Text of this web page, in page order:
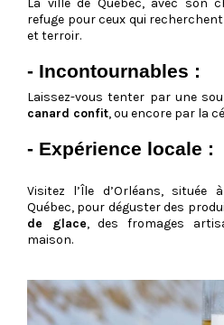
refuge pour ceux qui
et terroir.
- Incontournables :
Laissez-vous tenter par une
canard confit, ou encore par la
- Expérience locale :
Visitez l’Île d’Orléans, située
Québec, pour déguster des
de glace, des fromages
maison.